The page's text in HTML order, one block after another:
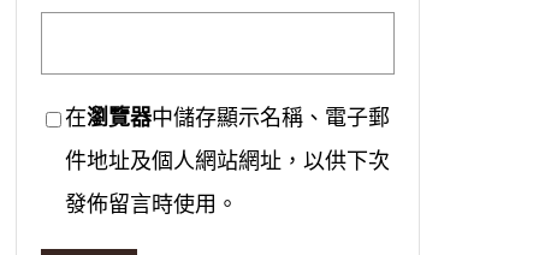
在瀏覽器中儲存顯示名稱、電子郵
件地址及個人網站網址，以供下次
發佈留言時使用。